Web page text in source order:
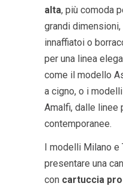
alta, più comoda
grandi
innaffiatoi o
per una linea
come il modello
a cigno, o i modelli
Amalfi, dalle linee
contemporanee.
I modelli Milano e
presentare una
con cartuccia